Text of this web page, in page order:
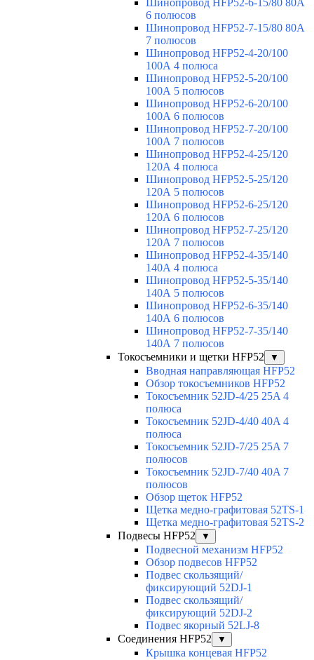
6 полюсов
Шинопровод HFP52-7-15/80 80А
7 полюсов
Шинопровод HFP52-4-20/100
100А 4 полюса
Шинопровод HFP52-5-20/100
100А 5 полюсов
Шинопровод HFP52-6-20/100
100А 6 полюсов
Шинопровод HFP52-7-20/100
100А 7 полюсов
Шинопровод HFP52-4-25/120
120А 4 полюса
Шинопровод HFP52-5-25/120
120А 5 полюсов
Шинопровод HFP52-6-25/120
120А 6 полюсов
Шинопровод HFP52-7-25/120
120А 7 полюсов
Шинопровод HFP52-4-35/140
140А 4 полюса
Шинопровод HFP52-5-35/140
140А 5 полюсов
Шинопровод HFP52-6-35/140
140А 6 полюсов
Шинопровод HFP52-7-35/140
140А 7 полюсов
Токосъемники и щетки HFP52
▼
Вводная направляющая HFP52
Обзор токосъемников HFP52
Токосъемник 52JD-4/25 25A 4
полюса
Токосъемник 52JD-4/40 40A 4
полюса
Токосъемник 52JD-7/25 25A 7
полюсов
Токосъемник 52JD-7/40 40A 7
полюсов
Обзор щеток HFP52
Щетка медно-графитовая 52TS-1
Щетка медно-графитовая 52TS-2
Подвесы HFP52
▼
Подвесной механизм HFP52
Обзор подвесов HFP52
Подвес скользящий/
фиксирующий 52DJ-1
Подвес скользящий/
фиксирующий 52DJ-2
Подвес якорный 52LJ-8
Соединения HFP52
▼
Крышка концевая HFP52